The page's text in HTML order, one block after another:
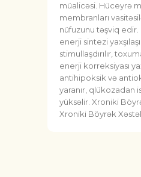
müalicəsi. Hüceyrə
membranları
nüfuzunu təşviq
enerji sintezi
stimullaşdırılır,
enerji korreksiyası
antihipoksik və
yaranır, qlükozadan
yüksəlir. Xroniki
Xroniki Böyrək